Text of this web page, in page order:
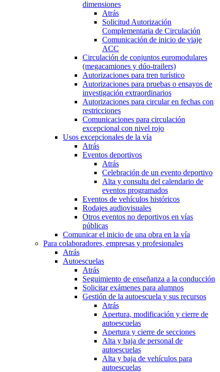
dimensiones
Atrás
Solicitud Autorización
Complementaria de Circulación
Comunicación de inicio de viaje
ACC
Circulación de conjuntos euromodulares
(megacamiones y dúo-trailers)
Autorizaciones para tren turístico
Autorizaciones para pruebas o ensayos de
investigación extraordinarios
Autorizaciones para circular en fechas con
restricciones
Comunicaciones para circulación
excepcional con nivel rojo
Usos excepcionales de la vía
Atrás
Eventos deportivos
Atrás
Celebración de un evento deportivo
Alta y consulta del calendario de
eventos programados
Eventos de vehículos históricos
Rodajes audiovisuales
Otros eventos no deportivos en vías
públicas
Comunicar el inicio de una obra en la vía
Para colaboradores, empresas y profesionales
Atrás
Autoescuelas
Atrás
Seguimiento de enseñanza a la conducción
Solicitar exámenes para alumnos
Gestión de la autoescuela y sus recursos
Atrás
Apertura, modificación y cierre de
autoescuelas
Apertura y cierre de secciones
Alta y baja de personal de
autoescuelas
Alta y baja de vehículos para
autoescuelas